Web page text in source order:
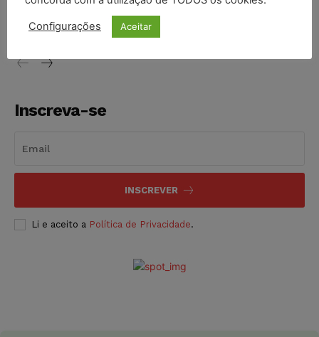
proibição dos jogos de azar no Brasil
NOTÍCIAS 06/08/2026
Inscreva-se
INSCREVER
Li e aceito a Política de Privacidade.
Configurações Aceitar